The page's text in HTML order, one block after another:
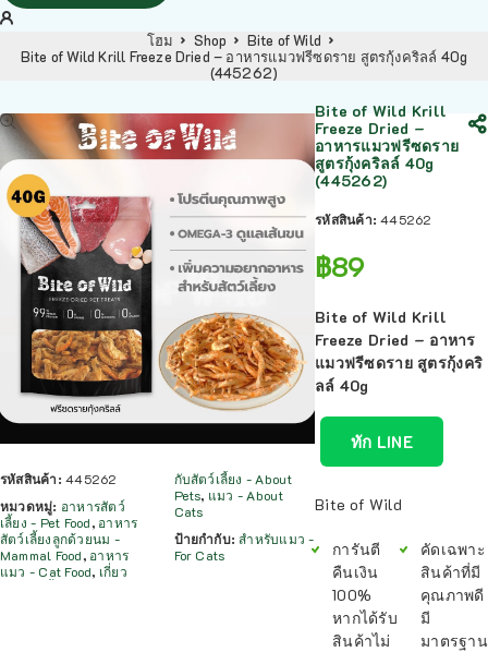
โฮม Shop
Bite of Wild
Bite of Wild Krill Freeze Dried – อาหารแมวฟรีซดราย สูตรกุ้งคริลล์ 40g
(445262)
รหัสสินค้า:445262
หมวดหมู่: อาหารสัตว์
เลี้ยง - Pet Food, อาหาร
สัตว์เลี้ยงลูกด้วยนม -
Mammal Food, อาหาร
แมว - Cat Food, เกี่ยว
กับสัตว์เลี้ยง - About
Pets, แมว - About
Cats
ป้ายกำกับ:สำหรับแมว -
For Cats
Bite of Wild Krill
Freeze Dried –
อาหารแมวฟรีซดราย
สูตรกุ้งคริลล์ 40g
(445262)
รหัสสินค้า:445262
฿89
Bite of Wild Krill
Freeze Dried – อาหาร
แมวฟรีซดราย สูตรกุ้งคริ
ลล์ 40g
ทัก LINE
Bite of Wild
การันตี
คืนเงิน
100%
หากได้รับ
สินค้าไม่
คัดเฉพาะ
สินค้าที่มี
คุณภาพดี
มี
มาตรฐาน